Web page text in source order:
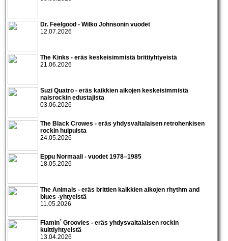
Dr. Feelgood - Wilko Johnsonin vuodet
12.07.2026
The Kinks - eräs keskeisimmistä brittiyhtyeistä
21.06.2026
Suzi Quatro - eräs kaikkien aikojen keskeisimmistä
naisrockin edustajista
03.06.2026
The Black Crowes - eräs yhdysvaltalaisen retrohenkisen
rockin huipuista
24.05.2026
Eppu Normaali - vuodet 1978–1985
18.05.2026
The Animals - eräs brittien kaikkien aikojen rhythm and
blues -yhtyeistä
11.05.2026
Flamin´ Groovies - eräs yhdysvaltalaisen rockin
kulttiyhtyeistä
13.04.2026